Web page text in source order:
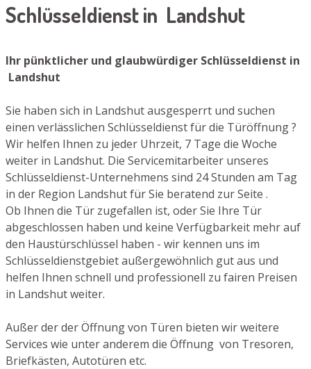
Schlüsseldienst in Landshut
Ihr pünktlicher und glaubwürdiger Schlüsseldienst in
Landshut
Sie haben sich in Landshut ausgesperrt und suchen
einen verlässlichen Schlüsseldienst für die Türöffnung ?
Wir helfen Ihnen zu jeder Uhrzeit, 7 Tage die Woche
weiter in Landshut. Die Servicemitarbeiter unseres
Schlüsseldienst-Unternehmens sind 24 Stunden am Tag
in der Region Landshut für Sie beratend zur Seite .
Ob Ihnen die Tür zugefallen ist, oder Sie Ihre Tür
abgeschlossen haben und keine Verfügbarkeit mehr auf
den Haustürschlüssel haben - wir kennen uns im
Schlüsseldienstgebiet außergewöhnlich gut aus und
helfen Ihnen schnell und professionell zu fairen Preisen
in Landshut weiter.
Außer der der Öffnung von Türen bieten wir weitere
Services wie unter anderem die Öffnung von Tresoren,
Briefkästen, Autotüren etc.